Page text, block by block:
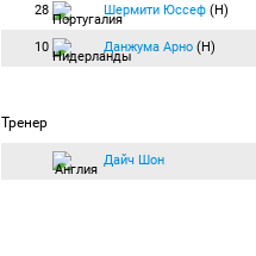
28 Шермити Юссеф (Н)
10 Данжума Арно (Н)
Тренер
Дайч Шон